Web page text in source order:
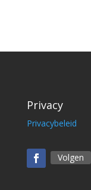
Privacy
Privacybeleid
Volgen